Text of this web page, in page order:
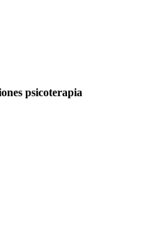
psicoterapia